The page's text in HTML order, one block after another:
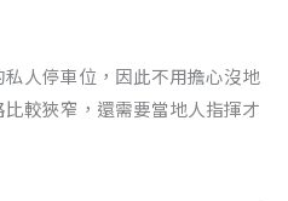
人停車位，因此不用擔心沒地
較狹窄，還需要當地人指揮才